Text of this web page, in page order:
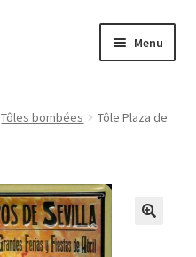
Menu
Tôles bombées
Tôle Plaza de